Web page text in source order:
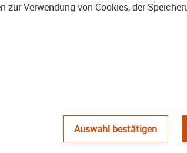
„Digital
Verwendung von Cookies, der
Auswahl bestätigen